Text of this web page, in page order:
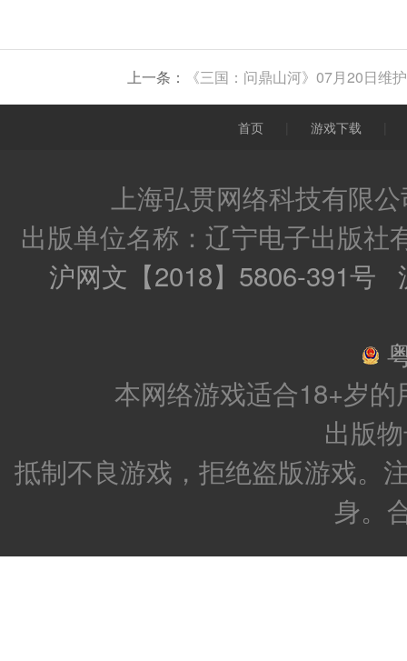
上一条： 《三国：问鼎山河》07月20日维
首页 游戏下载
上海弘贯网络科技有限
出版单位名称：辽宁电子出版
沪网文【2018】5806-391号
本网络游戏适合18+岁
出版
抵制不良游戏，拒绝盗版游戏。
身。